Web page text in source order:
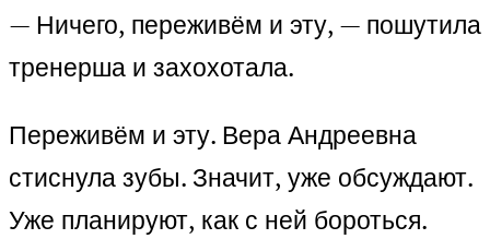
— Ничего, переживём и эту, — пошутила
тренерша и захохотала.
Переживём и эту. Вера Андреевна
стиснула зубы. Значит, уже обсуждают.
Уже планируют, как с ней бороться.